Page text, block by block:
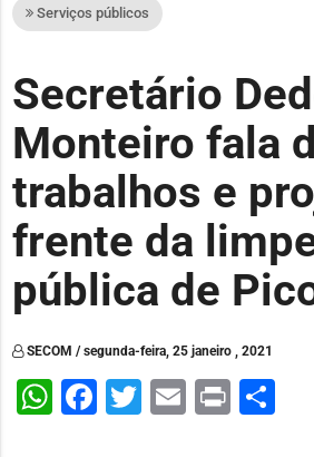
Serviços públicos
Secretário
Monteiro fala
trabalhos e
frente da
pública de
SECOM / segunda-feira, 25 janeiro , 2021
WhatsApp
Facebook
Twitter
Email
Print